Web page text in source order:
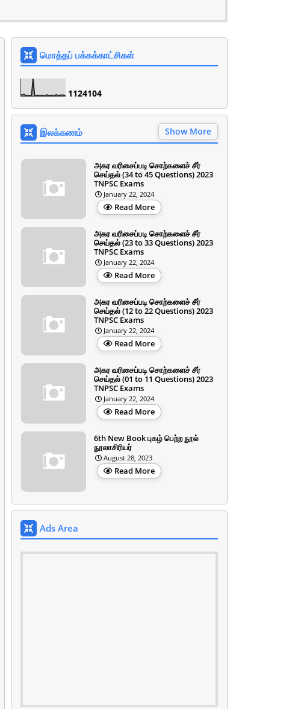
மொத்தப் பக்கக்காட்சிகள்
1124104
இலக்கணம் Show More
அகர வரிசைப்படி சொற்களைச் சீர்
செய்தல் (34 to 45 Questions) 2023
TNPSC Exams
January 22, 2024
Read More
அகர வரிசைப்படி சொற்களைச் சீர்
செய்தல் (23 to 33 Questions) 2023
TNPSC Exams
January 22, 2024
Read More
அகர வரிசைப்படி சொற்களைச் சீர்
செய்தல் (12 to 22 Questions) 2023
TNPSC Exams
January 22, 2024
Read More
அகர வரிசைப்படி சொற்களைச் சீர்
செய்தல் (01 to 11 Questions) 2023
TNPSC Exams
January 22, 2024
Read More
6th New Book புகழ் பெற்ற நூல்
நூலாசிரியர்
August 28, 2023
Read More
Ads Area